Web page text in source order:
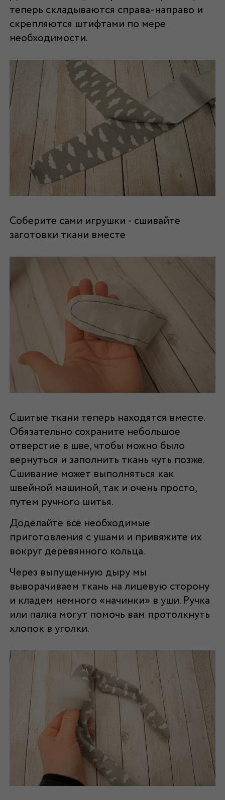
теперь складываются справа-направо и
скрепляются штифтами по мере
необходимости.
Соберите сами игрушки - сшивайте
заготовки ткани вместе
Сшитые ткани теперь находятся вместе.
Обязательно сохраните небольшое
отверстие в шве, чтобы можно было
вернуться и заполнить ткань чуть позже.
Сшивание может выполняться как
швейной машиной, так и очень просто,
путем ручного шитья.
Доделайте все необходимые
приготовления с ушами и привяжите их
вокруг деревянного кольца.
Через выпущенную дыру мы
выворачиваем ткань на лицевую сторону
и кладем немного «начинки» в уши. Ручка
или палка могут помочь вам протолкнуть
хлопок в уголки.